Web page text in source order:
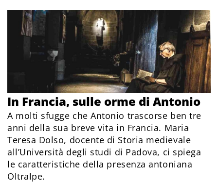
In Francia, sulle orme di Antonio
A molti sfugge che Antonio trascorse ben tre
anni della sua breve vita in Francia. Maria
Teresa Dolso, docente di Storia medievale
all’Università degli studi di Padova, ci spiega
le caratteristiche della presenza antoniana
Oltralpe.